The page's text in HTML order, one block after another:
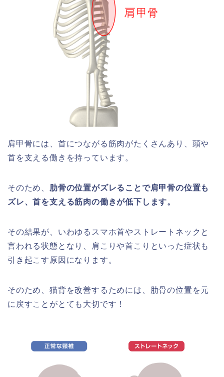
肩甲骨には、首につながる筋肉がたくさんあり、頭や
首を支える働きを持っています。
そのため、 肋骨の位置がズレることで肩甲骨の位置も
ズレ、首を支える筋肉の働きが低下します。
その結果が、いわゆるスマホ首やストレートネックと
言われる状態となり、肩こりや首こりといった症状も
引き起こす原因になります。
そのため、猫背を改善するためには、肋骨の位置を元
に戻すことがとても大切です！